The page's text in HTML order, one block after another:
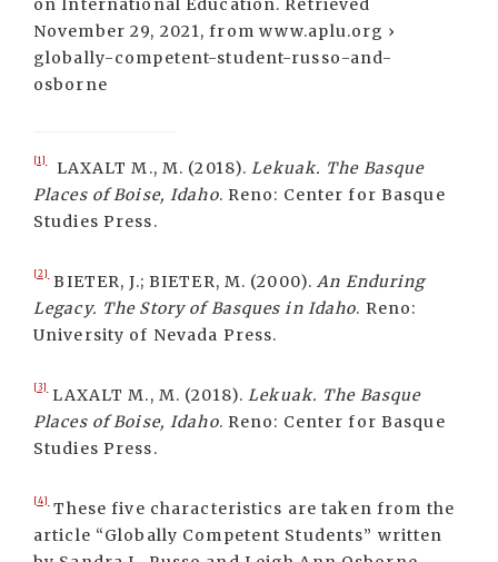
on International Education. Retrieved
November 29, 2021, from www.aplu.org ›
globally-competent-student-russo-and-
osborne
[1] LAXALT M., M. (2018).Lekuak. The Basque
Places of Boise, Idaho. Reno: Center for Basque
Studies Press.
[2] BIETER, J.; BIETER, M. (2000).An Enduring
Legacy. The Story of Basques in Idaho. Reno:
University of Nevada Press.
[3] LAXALT M., M. (2018).Lekuak. The Basque
Places of Boise, Idaho. Reno: Center for Basque
Studies Press.
[4] These five characteristics are taken from the
article “Globally Competent Students” written